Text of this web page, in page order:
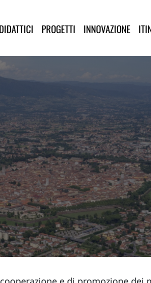
di Lucca
PROGETTI INNOVAZIONE